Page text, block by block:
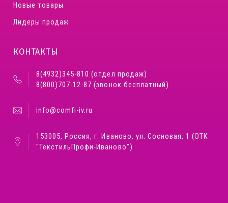
Новые товары
Лидеры продаж
КОНТАКТЫ
8(4932)345-810 (отдел продаж)
8(800)707-12-87 (звонок бесплатный)
info@comfi-iv.ru
153005, Россия, г. Иваново, ул. Сосновая, 1 (ОТК
"ТекстильПрофи-Иваново")